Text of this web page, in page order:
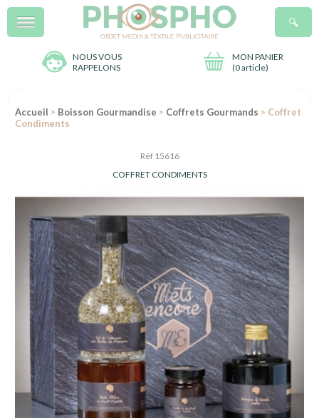
NOUS VOUS
RAPPELONS
MON PANIER
(0 article)
Menu
Accueil > Boisson Gourmandise > Coffrets Gourmands > Coffret
Condiments
Réf 15616
COFFRET CONDIMENTS